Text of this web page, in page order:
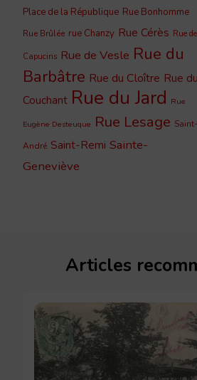
Place de la République Rue Bonhomme
Rue Brûlée rue Chanzy Rue Cérès Rue
Capucins Rue de Vesle Rue du
Barbâtre Rue du Cloître Rue du
Couchant Rue du Jard Rue
Eugène Desteuque Rue Lesage Saint-
André Saint-Remi Sainte-
Geneviève
Articles